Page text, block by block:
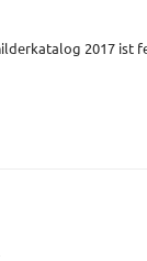
2017 ist